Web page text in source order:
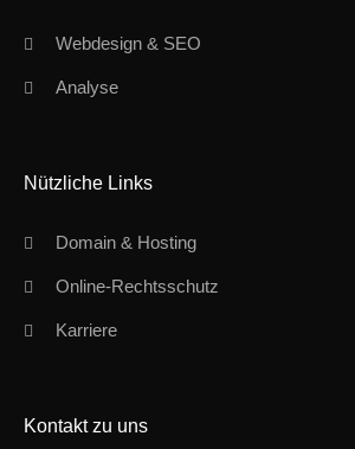
Webdesign & SEO
Analyse
Nützliche Links
Domain & Hosting
Online-Rechtsschutz
Karriere
Kontakt zu uns